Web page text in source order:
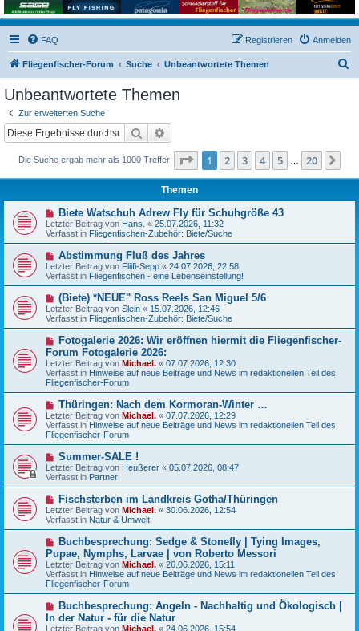
FAQ Anmelden
Registrieren
Fliegenfischer-Forum Suche Unbeantwortete Themen
Unbeantwortete Themen
Zur erweiterten Suche
Suche
Die Suche ergab mehr als 1000 Treffer Seite 1von 20
1 2 3 4 5 20
Themen
N
e
u
e
B
e
i
t
a
g
Biete Watschuh Adrew Fly für Schuhgröße 43
Letzter Beitrag von Hans. « 25.07.2026, 11:32
Verfasst in Fliegenfischen-Zubehör: Biete/Suche
N
e
u
e
B
e
i
t
a
g
Abstimmung Fluß des Jahres
Letzter Beitrag von Fliifi-Sepp « 24.07.2026, 22:58
Verfasst in Fliegenfischen - eine Lebenseinstellung!
N
e
u
e
B
e
i
t
r
a
g
(Biete) *NEUE" Ross Reels San Miguel 5/6
Letzter Beitrag von Slein « 15.07.2026, 12:46
Verfasst in Fliegenfischen-Zubehör: Biete/Suche
N
u
e
r
B
e
t
r
a
g
Fotogalerie 2026: Wir eröffnen hiermit die Fliegenfischer-
Forum Fotogalerie 2026:
Letzter Beitrag von Michael. « 07.07.2026, 12:30
Verfasst in Hinweise auf neue Beiträge und News im redaktionellen Teil des
Fliegenfischer-Forum
N
e
u
e
r
B
e
i
t
r
g
Thüringen: Nach dem Kormoran-Winter …
Letzter Beitrag von Michael. « 07.07.2026, 12:29
Verfasst in Hinweise auf neue Beiträge und News im redaktionellen Teil des
Fliegenfischer-Forum
N
e
u
e
B
e
i
t
a
g
Summer-SALE !
Letzter Beitrag von Heußerer « 05.07.2026, 08:47
Verfasst in Partner
N
e
u
e
B
e
i
t
r
a
g
Fischsterben im Landkreis Gotha/Thüringen
Letzter Beitrag von Michael. « 30.06.2026, 12:54
Verfasst in Natur & Umwelt
N
u
e
r
B
e
t
r
Buchbesprechung: Sedge & Stonefly | Tying Images,
Pupae, Nymphs, Larvae | von Roberto Messori
Letzter Beitrag von Michael. « 26.06.2026, 15:11
Verfasst in Hinweise auf neue Beiträge und News im redaktionellen Teil des
Fliegenfischer-Forum
N
u
Buchbesprechung: Angeln - Nachhaltig und Ökologisch |
In der Natur - für die Natur
Letzter Beitrag von Michael. « 24.06.2026, 15:54